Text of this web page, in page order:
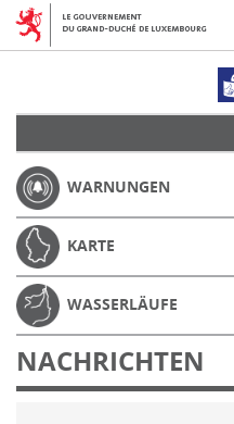
WARNUNGEN
KARTE
WASSERLÄUFE
NACHRICHTEN